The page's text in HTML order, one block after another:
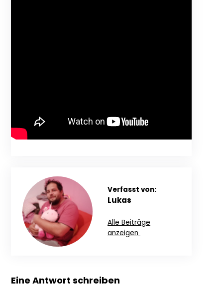
Verfasst von:
Lukas
Alle Beiträge
anzeigen
Eine Antwort schreiben